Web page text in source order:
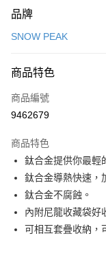
信用卡一次付款
3 期 0 利率 每期
合作金庫商業銀行
上海商業儲蓄銀行
臺灣中小企業銀行
匯豐（台灣）商業銀
聯邦商業銀行
元大商業銀行
玉山商業銀行
台灣樂天信用卡公司
超商取貨付款
LINE Pay
Apple Pay
ATM付款
運送方式
全家取貨付款
品牌
SNOW PEAK
商品特色
商品編號
9462679
商品特色
鈦合金提供你最輕
鈦合金導熱快速，
鈦合金不腐蝕。
內附尼龍收藏袋好
可相互套疊收納，